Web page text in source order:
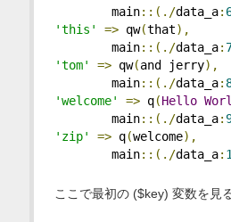
main::(./data_a:
'this'
=> qw(that),
main::(./data_a:
'tom'
=> qw(and jerry),
main::(./data_a:
'welcome'
=> q(Hello
main::(./data_a:
'zip'
=> q(welcome),
main::(./data_a:
ここで最初の ($key) 変数を見